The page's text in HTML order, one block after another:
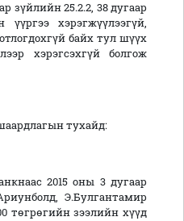
зүйлийн 25.2.2, 38 дугаар
үүргээ хэрэгжүүлээгүй,
байх тул шүүх
хэрэгсэхгүй болгож
тухайд:
2015 оны 3 дугаар
Э.Булгантамир
төгрөгийн зээлийн хүүд